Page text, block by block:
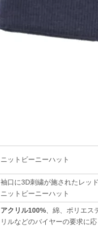
ニットビーニーハット
袖口に3D刺繍が施されたレッ
ニットビーニーハット
アクリル100% 、綿、ポリエス
リルなどのバイヤーの要求に